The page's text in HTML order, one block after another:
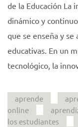
de la Educación La
dinámico y
que se enseña y
educativas. En un
tecnológico, la
aprende
online
los estudiantes